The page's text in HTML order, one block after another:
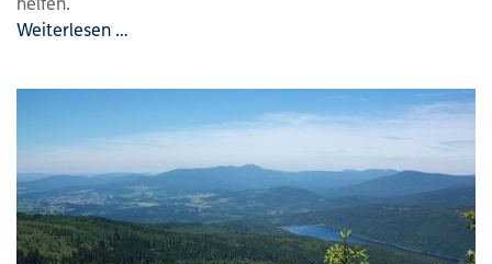
helfen.
Weiterlesen …